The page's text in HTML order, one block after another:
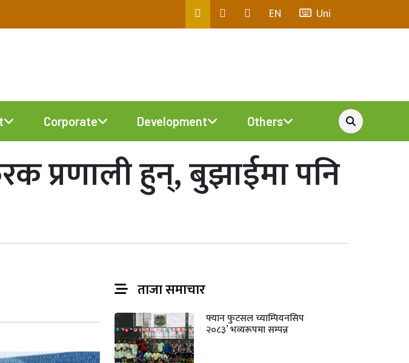
EN Uni
Corporate Development Others
प्रणाली हुन्, बुझाईमा पनि
ताजा समाचार
फ्यान फुटसल च्याम्पियनसिप
२०८३’ भव्यरूपमा सम्पन्न